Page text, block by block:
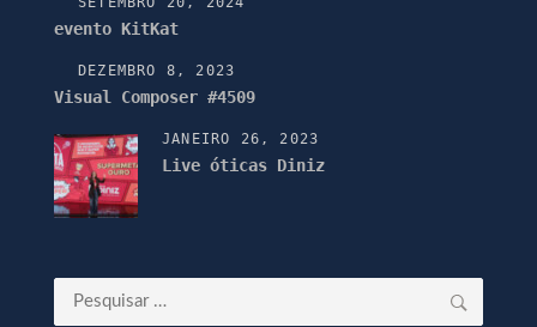
evento KitKat
DEZEMBRO 8, 2023
Visual Composer #4509
JANEIRO 26, 2023
Live óticas Diniz
Pesquisar
por: